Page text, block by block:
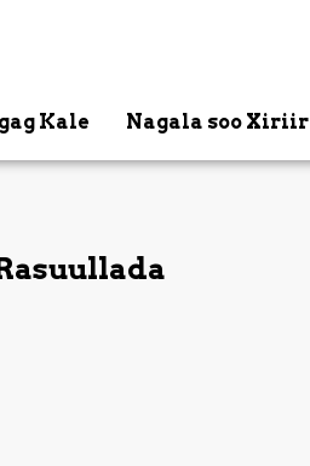
Kale Nagala soo Xiriir